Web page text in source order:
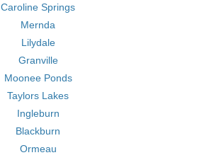
Caroline Springs
Mernda
Lilydale
Granville
Moonee Ponds
Taylors Lakes
Ingleburn
Blackburn
Ormeau